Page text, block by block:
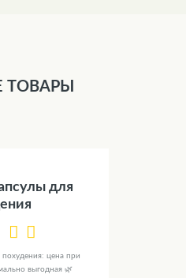
ТОВАРЫ
для
цена при
выгодная 🌿